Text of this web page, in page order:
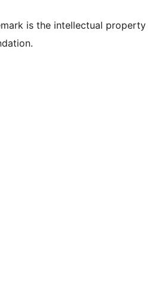
is the intellectual property